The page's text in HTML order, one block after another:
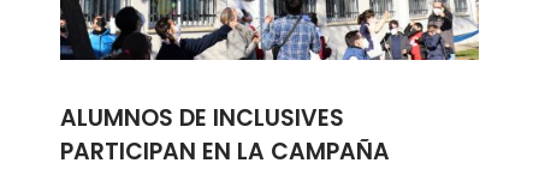
ALUMNOS DE INCLUSIVES
PARTICIPAN EN LA CAMPAÑA